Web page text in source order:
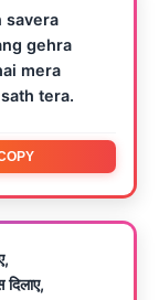
savera
gehra
mera
tera.